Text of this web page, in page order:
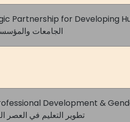
Partnership for Developing
الجامعات
Development &
تطوير التعليم في العصر